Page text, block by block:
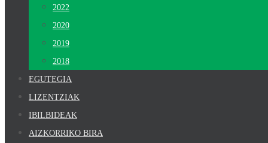
2022
2020
2019
2018
EGUTEGIA
LIZENTZIAK
IBILBIDEAK
AIZKORRIKO BIRA